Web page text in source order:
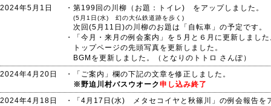
2024年5月1日 ・第199回の川柳（お題：トイレ) をアップしました。
(5月1日(水) 幻の大仏鉄道跡を歩く)
次回(5月11日)の川柳のお題は「自転車」の予定です。
・「今月・来月の例会案内」を５月と６月に更新しまし
トップページの先頭写真を更新しました。
BGMを更新しました。（となりのトトロ さんぽ）
2024年4月20日
・「ご案内」欄の下記の文章を修正しました。
※野迫川村バスウオーク申し込み終了
2024年4月18日
・「4月17日(水) メタセコイヤと秋篠川」の例会報告を